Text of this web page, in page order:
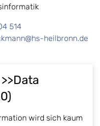
514
heilbronn.de
wird sich kaum